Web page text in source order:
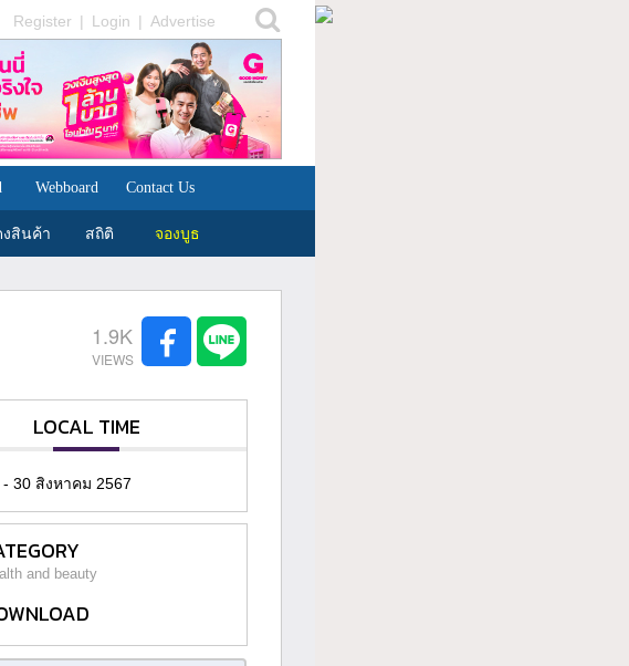
Register | Login | Advertise
Webboard Contact Us
สินค้า สถิติ จองบูธ
1.9K
LOCAL TIME
- 30 สิงหาคม 2567
and beauty